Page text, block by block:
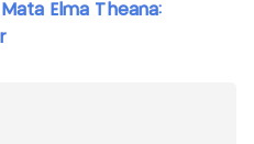
Elma Theana: